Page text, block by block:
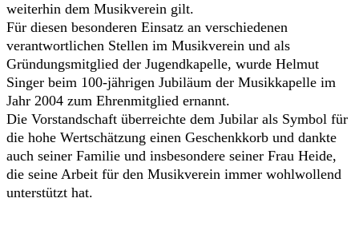
weiterhin dem Musikverein gilt.
Für diesen besonderen Einsatz an verschiedenen
verantwortlichen Stellen im Musikverein und als
Gründungsmitglied der Jugendkapelle, wurde Helmut
Singer beim 100-jährigen Jubiläum der Musikkapelle im
Jahr 2004 zum Ehrenmitglied ernannt.
Die Vorstandschaft überreichte dem Jubilar als Symbol für
die hohe Wertschätzung einen Geschenkkorb und dankte
auch seiner Familie und insbesondere seiner Frau Heide,
die seine Arbeit für den Musikverein immer wohlwollend
unterstützt hat.